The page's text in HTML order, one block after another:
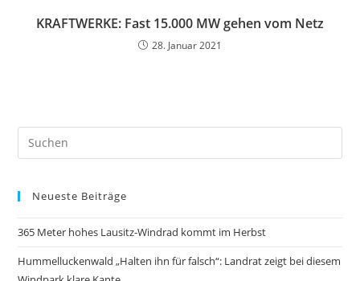
KRAFTWERKE: Fast 15.000 MW gehen vom Netz
28. Januar 2021
Neueste Beiträge
365 Meter hohes Lausitz-Windrad kommt im Herbst
Hummelluckenwald „Halten ihn für falsch“: Landrat zeigt bei diesem